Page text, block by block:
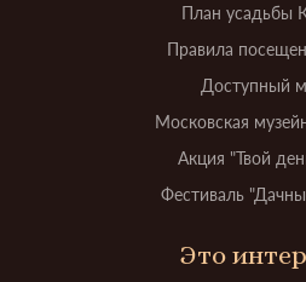
План усадьбы
Правила
Доступный
Московская
Акция "Твой
Фестиваль
Это